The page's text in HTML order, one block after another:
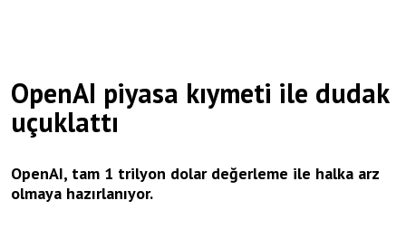
OpenAI piyasa kıymeti ile dudak
uçuklattı
OpenAI, tam 1 trilyon dolar değerleme ile halka arz
olmaya hazırlanıyor.